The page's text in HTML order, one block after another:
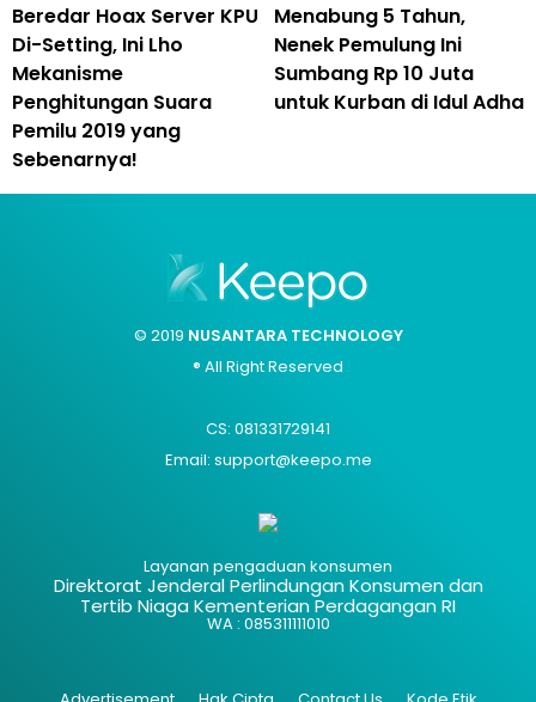
Beredar Hoax Server KPU
Di-Setting, Ini Lho
Mekanisme
Penghitungan Suara
Pemilu 2019 yang
Sebenarnya!
Menabung 5 Tahun,
Nenek Pemulung Ini
Sumbang Rp 10 Juta
untuk Kurban di Idul Adha
© 2019 NUSANTARA TECHNOLOGY
® All Right Reserved
CS: 081331729141
Email: support@keepo.me
Layanan pengaduan konsumen
Direktorat Jenderal Perlindungan Konsumen dan
Tertib Niaga Kementerian Perdagangan RI
WA : 085311111010